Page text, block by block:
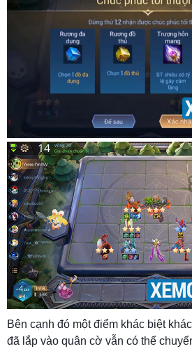
Bên cạnh đó một điểm khác biệt
đã lắp vào quân cờ vẫn có thể